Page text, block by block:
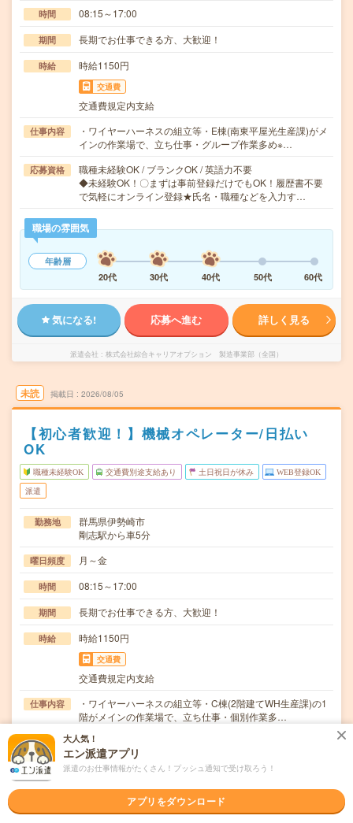
時間 08:15～17:00
期間 長期でお仕事できる方、大歓迎！
時給 時給1150円
交通費
交通費規定内支給
仕事内容
・ワイヤーハーネスの組立等・E棟(南東平屋光生産課)がメ
インの作業場で、立ち仕事・グループ作業多め※…
応募資格
職種未経験OK / ブランクOK / 英語力不要
◆未経験OK！〇まずは事前登録だけでもOK！履歴書不要
で気軽にオンライン登録★氏名・職種などを入力す…
職場の雰囲気
年齢層
20代
30代 40代 50代 60代
気になる! 応募へ進む 詳しく見る
派遣会社 株式会社綜合キャリアオプション 製造事業部（全国）
未読 掲載日 2026/08/05
【初心者歓迎！】機械オペレーター/日払い
OK
職種未経験OK 交通費別途支給あり 土日祝日が休み WEB登録OK
派遣
勤務地
群馬県伊勢崎市
剛志駅から車5分
曜日頻度 月～金
時間 08:15～17:00
期間 長期でお仕事できる方、大歓迎！
時給 時給1150円
交通費
交通費規定内支給
仕事内容
・ワイヤーハーネスの組立等・C棟(2階建てWH生産課)の1
階がメインの作業場で、立ち仕事・個別作業多…
応募資格
職種未経験OK / ブランクOK / 英語力不要
◆未経験OK！〇まずは事前登録だけでもOK！履歴書不要
で気軽にオンライン登録★氏名・職種などを入力す…
大人気！
エン派遣アプリ
派遣のお仕事情報がたくさん！プッシュ通知で受け取ろう！
アプリをダウンロード